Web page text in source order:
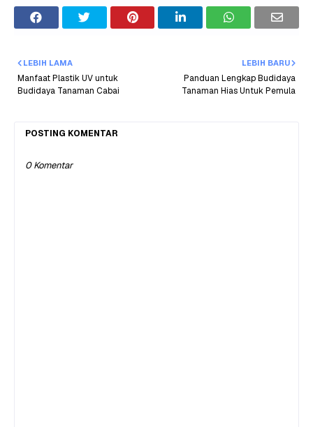
LEBIH BARU
Panduan Lengkap Budidaya
Tanaman Hias Untuk Pemula
LEBIH LAMA
Manfaat Plastik UV untuk
Budidaya Tanaman Cabai
POSTING KOMENTAR
0 Komentar